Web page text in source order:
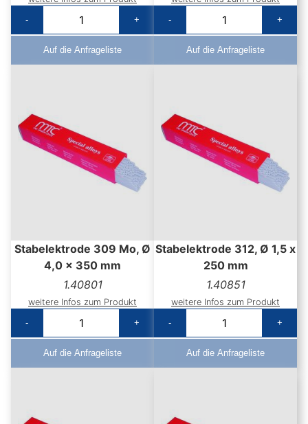
-
+
Auf die Anfrageliste
-
+
Auf die Anfrageliste
Stabelektrode 309 Mo, Ø
4,0 x 350 mm
1.40801
weitere Infos zum Produkt
-
+
Auf die Anfrageliste
Stabelektrode 312, Ø 1,5 x
250 mm
1.40851
weitere Infos zum Produkt
-
+
Auf die Anfrageliste